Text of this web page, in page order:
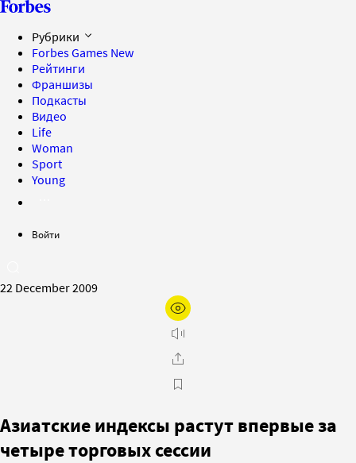
Рубрики
Forbes Games New
Рейтинги
Франшизы
Подкасты
Видео
Life
Woman
Sport
Young
Войти
22 December 2009
Азиатские индексы растут впервые за
четыре торговых сессии